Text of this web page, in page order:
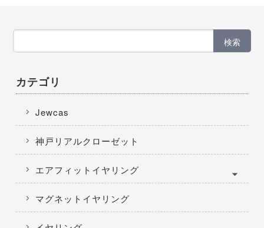
検索
カテゴリ
Jewcas
神戸リアルクローゼット
エアフィットイヤリング
マグネットイヤリング